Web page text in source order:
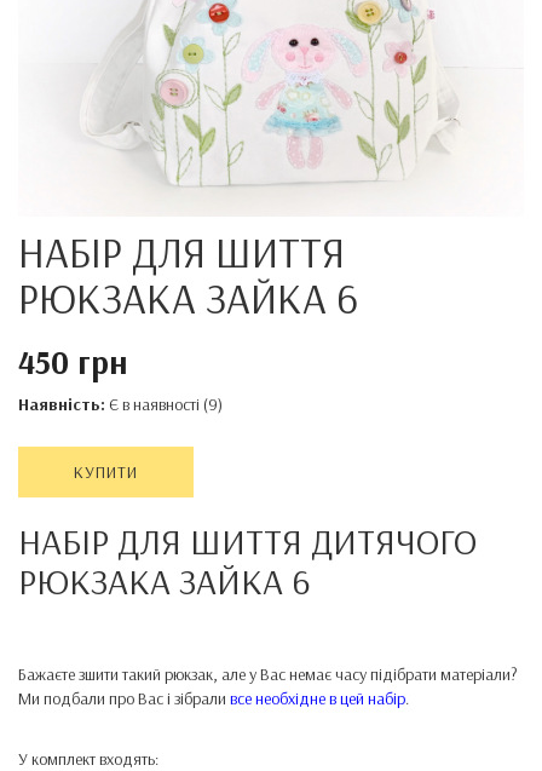
НАБІР ДЛЯ ШИТТЯ
РЮКЗАКА ЗАЙКА 6
450 грн
Наявність: Є в наявності (9)
КУПИТИ
НАБІР ДЛЯ ШИТТЯ ДИТЯЧОГО
РЮКЗАКАЗАЙКА 6
Бажаєте зшити такий рюкзак, але у Вас немає часу підібрати матеріали?
Ми подбали про Вас і зібрали все необхідне в цей набір.
У комплект входять: